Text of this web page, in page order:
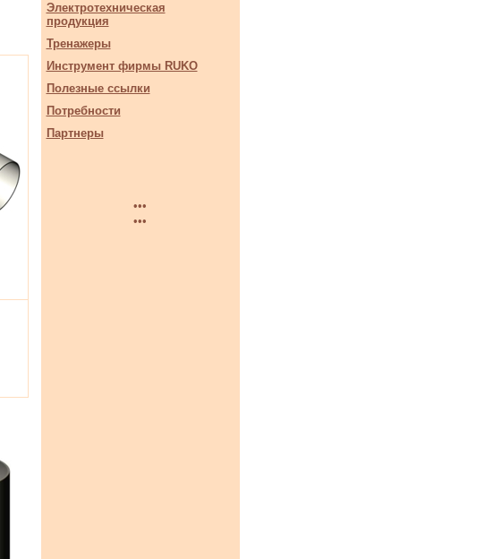
Электротехническая
продукция
Тренажеры
Инструмент фирмы RUKO
Полезные ссылки
Потребности
Партнеры
•••
•••